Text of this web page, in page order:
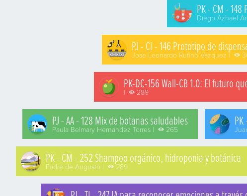
PK - CM -
Diego Azhael
PJ - CI - 146 Prototipo de
Jose Leonardo Rufino Vazquez |
PK-DC-156 Wall-CB 1.0: El futuro
| 289
PJ - AA - 128 Mix de botanas saludables
Paula Belmary Hernandez Torres | 265
PK - CM - 252 Shampoo orgánico, hidroponia y botánica
Padre de Augusto | 289